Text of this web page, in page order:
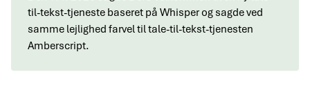
til-tekst-tjeneste baseret på Whisper og sagde ved
samme lejlighed farvel til tale-til-tekst-tjenesten
Amberscript.